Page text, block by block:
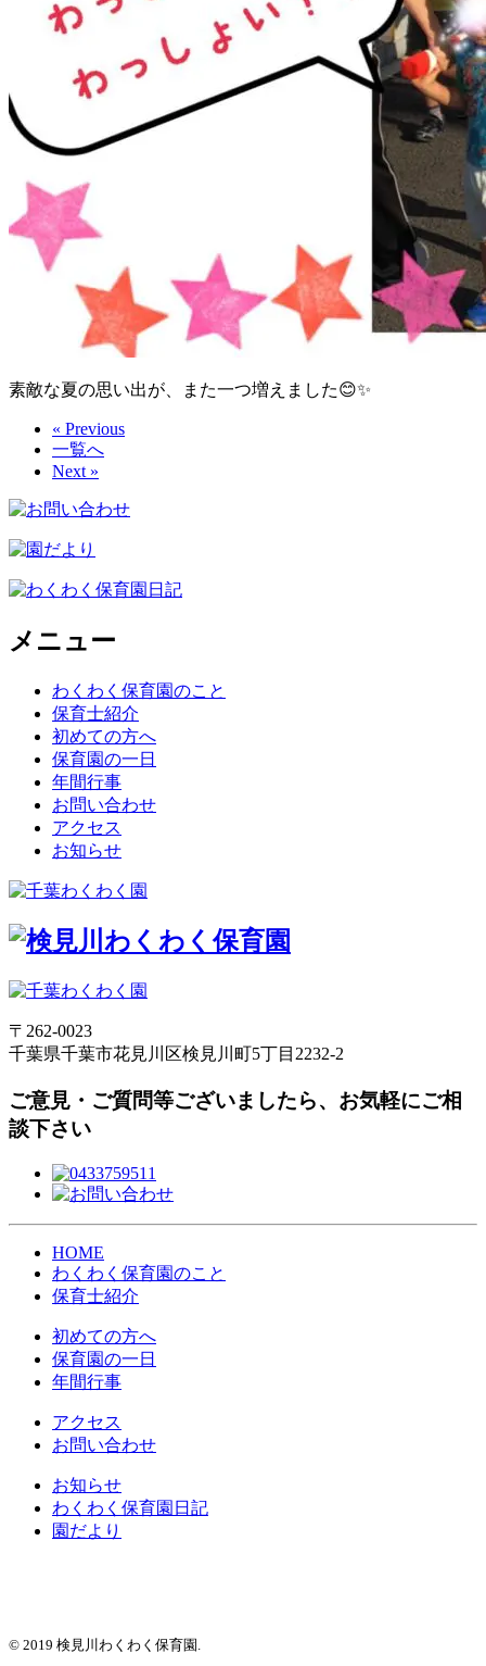
素敵な夏の思い出が、また一つ増えました😊✨
« Previous
一覧へ
Next »
メニュー
わくわく保育園のこと
保育士紹介
初めての方へ
保育園の一日
年間行事
お問い合わせ
アクセス
お知らせ
〒262-0023
千葉県千葉市花見川区検見川町5丁目2232-2
ご意見・ご質問等ございましたら、お気軽にご相
談下さい
HOME
わくわく保育園のこと
保育士紹介
初めての方へ
保育園の一日
年間行事
アクセス
お問い合わせ
お知らせ
わくわく保育園日記
園だより
© 2019 検見川わくわく保育園.